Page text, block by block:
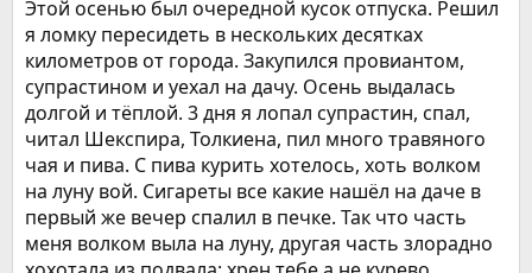
Этой осенью был очередной кусок отпуска. Решил
я ломку пересидеть в нескольких десятках
километров от города. Закупился провиантом,
супрастином и уехал на дачу. Осень выдалась
долгой и тёплой. 3 дня я лопал супрастин, спал,
читал Шекспира, Толкиена, пил много травяного
чая и пива. С пива курить хотелось, хоть волком
на луну вой. Сигареты все какие нашёл на даче в
первый же вечер спалил в печке. Так что часть
меня волком выла на луну, другая часть злорадно